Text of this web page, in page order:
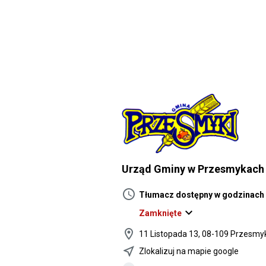
Urząd Gminy w Przesmykach
schedule Tłumacz dostępny w godzinach
Zamknięte expand_more
location_on
11 Listopada 13, 08-109
near_me Zlokalizuj na mapie google